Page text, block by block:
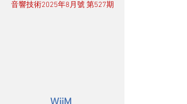
音響技術2025年8月號 第527期